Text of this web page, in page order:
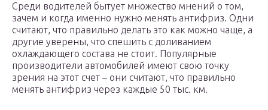
Среди водителей бытует множество мнений о том,
зачем и когда именно нужно менять антифриз. Одни
считают, что правильно делать это как можно чаще, а
другие уверены, что спешить с доливанием
охлаждающего состава не стоит. Популярные
производители автомобилей имеют свою точку
зрения на этот счет – они считают, что правильно
менять антифриз через каждые 50 тыс. км.